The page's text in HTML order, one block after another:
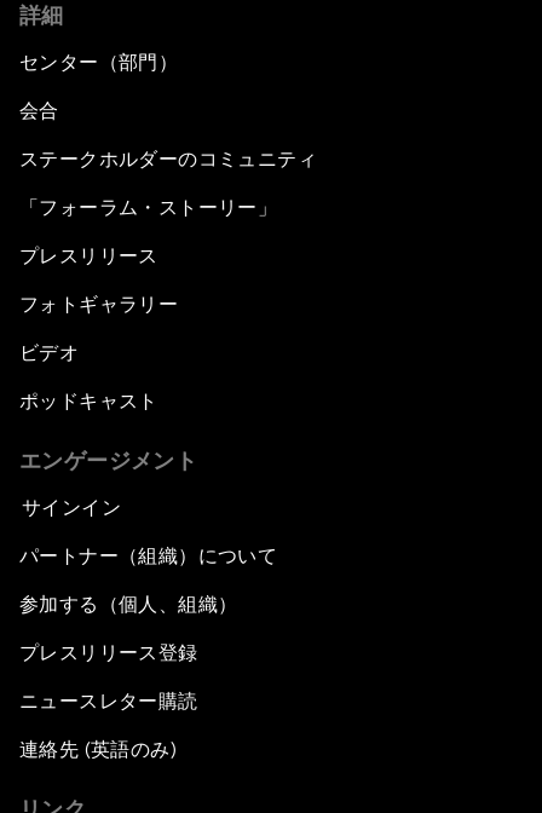
詳細
センター（部門）
会合
ステークホルダーのコミュニティ
「フォーラム・ストーリー」
プレスリリース
フォトギャラリー
ビデオ
ポッドキャスト
エンゲージメント
サインイン
パートナー（組織）について
参加する（個人、組織）
プレスリリース登録
ニュースレター購読
連絡先 (英語のみ)